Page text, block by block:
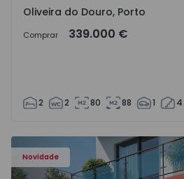
Oliveira do Douro, Porto
Comprar 339.000 €
2 2 80 88 1 4
Novidade